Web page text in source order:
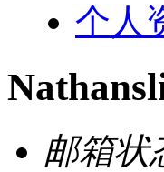
个人
邮箱状